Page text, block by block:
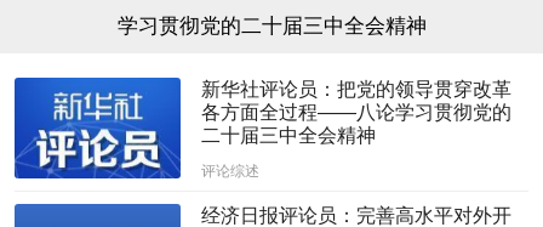
学习贯彻党的二十届三中全会精神
新华社评论员：把党的领导贯穿改革
各方面全过程——八论学习贯彻党的
二十届三中全会精神
评论综述
经济日报评论员：完善高水平对外开